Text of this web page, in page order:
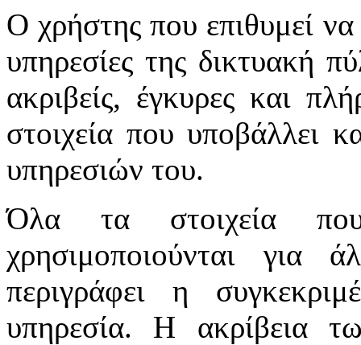
Ο χρήστης που επιθυμεί να
υπηρεσίες της δικτυακή
ακριβείς, έγκυρες και
στοιχεία που υποβάλλει
υπηρεσιών του.
Όλα τα στοιχεία
χρησιμοποιούνται
περιγράφει η
υπηρεσία. Η ακρίβεια